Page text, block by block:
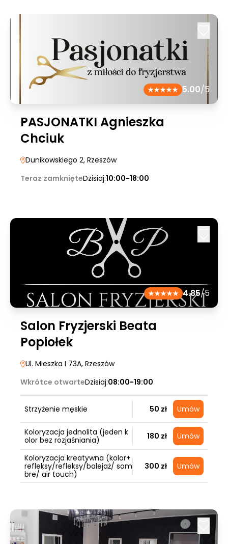
5.00/5
PASJONATKI Agnieszka
Chciuk
Dunikowskiego 2, Rzeszów
Teraz zamknięteDzisiaj:10:00-18:00
4.85/5
Salon Fryzjerski Beata
Popiołek
Ul. Mieszka I 73A, Rzeszów
Wkrótce otwarteDzisiaj:08:00-19:00
Strzyżenie męskie 50 zł Umów
Koloryzacja jednolita (jeden k
olor bez rozjaśniania)
180 zł Umów
Koloryzacja kreatywna (kolor+
refleksy/refleksy/balejaż/ som
bre/ air touch)
300 zł Umów